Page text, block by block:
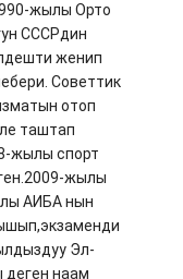
жылы Орто
СССРдин
женип
Советтик
отоп
таштап
жылы спорт
жылы
АИБА нын
Эл-
наам